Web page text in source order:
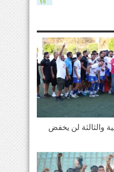
والثالثة لن يخفض